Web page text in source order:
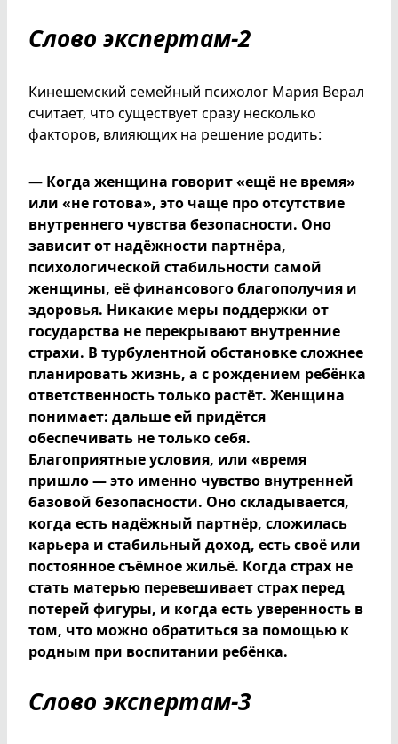
Слово экспертам-2
Кинешемский семейный психолог Мария Верал
считает, что существует сразу несколько
факторов, влияющих на решение родить:
— Когда женщина говорит «ещё не время»
или «не готова», это чаще про отсутствие
внутреннего чувства безопасности. Оно
зависит от надёжности партнёра,
психологической стабильности самой
женщины, её финансового благополучия и
здоровья. Никакие меры поддержки от
государства не перекрывают внутренние
страхи. В турбулентной обстановке сложнее
планировать жизнь, а с рождением ребёнка
ответственность только растёт. Женщина
понимает: дальше ей придётся
обеспечивать не только себя.
Благоприятные условия, или «время
пришло — это именно чувство внутренней
базовой безопасности. Оно складывается,
когда есть надёжный партнёр, сложилась
карьера и стабильный доход, есть своё или
постоянное съёмное жильё. Когда страх не
стать матерью перевешивает страх перед
потерей фигуры, и когда есть уверенность в
том, что можно обратиться за помощью к
родным при воспитании ребёнка.
Слово экспертам-3